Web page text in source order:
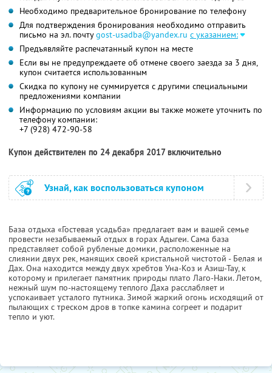
Необходимо предварительное бронирование по телефону
Для подтверждения бронирования необходимо отправить
письмо на эл. почтуgost-usadba@yandex.ru с указанием:
Предъявляйте распечатанный купон на месте
Если вы не предупреждаете об отмене своего заезда за 3 дня,
купон считается использованным
Скидка по купону не суммируется с другими специальными
предложениями компании
Информацию по условиям акции вы также можете уточнить по
телефону компании:
+7 (928) 472-90-58
Купон действителен по 24 декабря 2017 включительно
Узнай, как воспользоваться купоном
База отдыха «Гостевая усадьба» предлагает вам и вашей семье
провести незабываемый отдых в горах Адыгеи. Сама база
представляет собой рубленые домики, расположенные на
слиянии двух рек, манящих своей кристальной чистотой - Белая и
Дах. Она находится между двух хребтов Уна-Коз и Азиш-Тау, к
которому и прилегает памятник природы плато Лаго-Наки. Летом,
нежный шум по-настоящему теплого Даха расслабляет и
успокаивает усталого путника. Зимой жаркий огонь исходящий от
пылающих с треском дров в топке камина согреет и подарит
тепло и уют.